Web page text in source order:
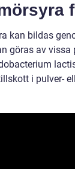
kan bildas
göras av
i pulver-